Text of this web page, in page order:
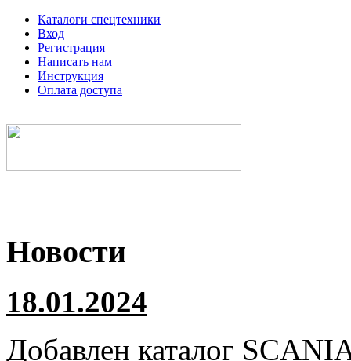
Каталоги спецтехники
Вход
Регистрация
Написать нам
Инструкция
Оплата доступа
Новости
18.01.2024
Добавлен каталог